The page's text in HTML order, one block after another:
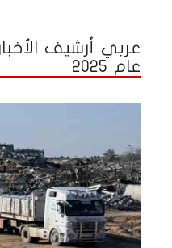
عربي أرشيف
عام 2025